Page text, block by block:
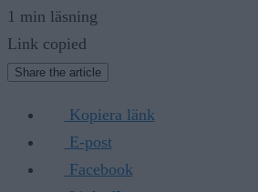
1 min läsning
Link copied
Share the article
Kopiera länk
E-post
Facebook